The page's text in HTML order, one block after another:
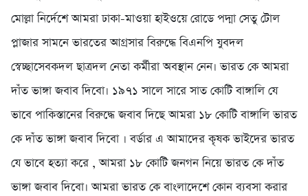
মোল্লা নির্দেশে আমরা ঢাকা-মাওয়া হাইওয়ে রোডে পদ্মা সেতু টোল
প্লাজার সামনে ভারতের আগ্রসার বিরুদ্ধে বিএনপি যুবদল
স্বেচ্ছাসেবকদল ছাত্রদল নেতা কর্মীরা অবস্থান নেন। ভারত কে আমরা
দাঁত ভাঙ্গা জবাব দিবো। ১৯৭১ সালে সারে সাত কোটি বাঙ্গালি যে
ভাবে পাকিস্তানের বিরুদ্ধে জবাব দিছে আমরা ১৮ কোটি বাঙ্গালি ভারত
কে দাঁত ভাঙ্গা জবাব দিবো । বর্ডার এ আমাদের কৃষক ভাইদের ভারত
যে ভাবে হত্যা করে , আমরা ১৮ কোটি জনগন নিয়ে ভারত কে দাঁত
ভাঙ্গা জবাব দিবো। আমরা ভারত কে বাংলাদেশে কোন ব্যবসা করার